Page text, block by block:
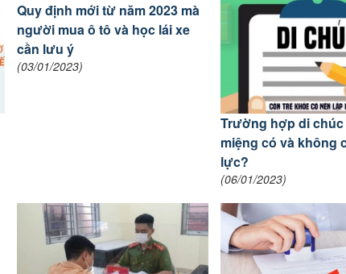
Quy định mới từ năm 2023 mà
người mua ô tô và học lái xe
cần lưu ý
(03/01/2023)
Trường hợp di chúc
miệng có và không
lực?
(06/01/2023)